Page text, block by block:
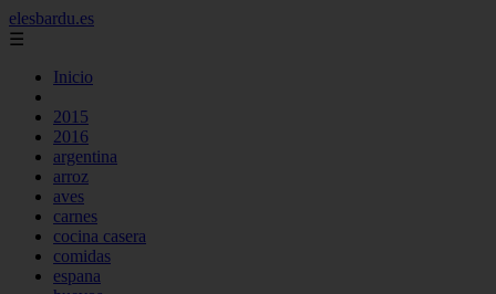
elesbardu.es
☰
Inicio
2015
2016
argentina
arroz
aves
carnes
cocina casera
comidas
espana